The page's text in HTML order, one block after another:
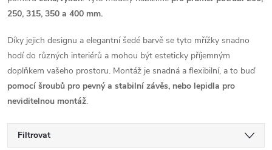
250, 315, 350 a 400 mm.
Díky jejich designu a elegantní šedé barvě se tyto mřížky snadno
hodí do různých interiérů a mohou být esteticky příjemným
doplňkem vašeho prostoru. Montáž je snadná a flexibilní, a to buď
pomocí šroubů pro pevný a stabilní závěs, nebo lepidla pro
neviditelnou montáž.
Filtrovat